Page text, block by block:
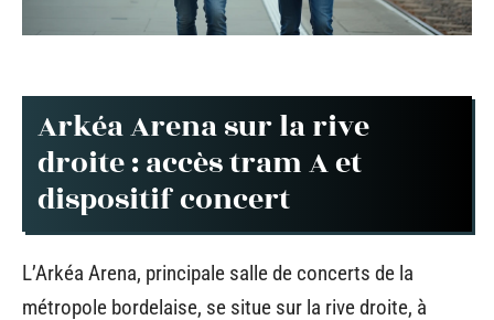
Arkéa Arena sur la rive
droite : accès tram A et
dispositif concert
L’Arkéa Arena, principale salle de concerts de la
métropole bordelaise, se situe sur la rive droite, à